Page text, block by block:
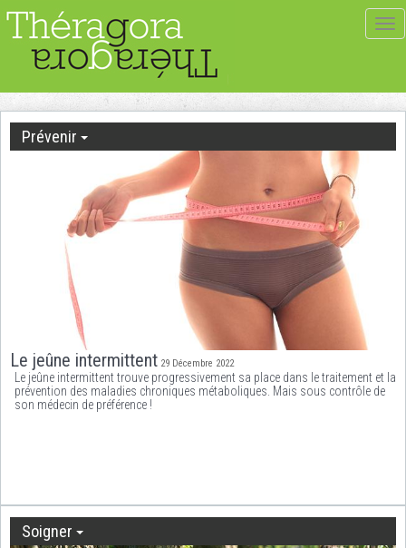
Prévenir
Le jeûne intermittent 29 Décembre 2022
Le jeûne intermittent trouve progressivement sa place dans le traitement et la
prévention des maladies chroniques métaboliques. Mais sous contrôle de
son médecin de préférence !
Soigner